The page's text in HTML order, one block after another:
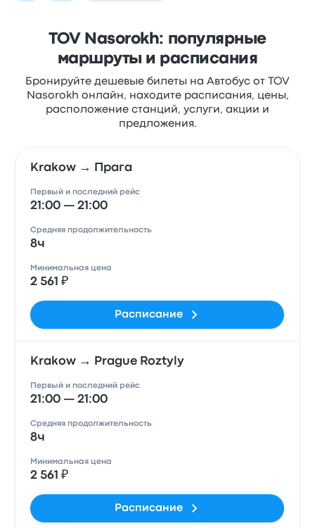
TOV Nasorokh: популярные
маршруты и расписания
Бронируйте дешевые билеты на Автобус от TOV
Nasorokh онлайн, находите расписания, цены,
расположение станций, услуги, акции и
предложения.
Krakow → Прага
Первый и последний рейс
21:00 — 21:00
Средняя продолжительность
8ч
Минимальная цена
2 561 ₽
Расписание
Krakow → Prague Roztyly
Первый и последний рейс
21:00 — 21:00
Средняя продолжительность
8ч
Минимальная цена
2 561 ₽
Расписание